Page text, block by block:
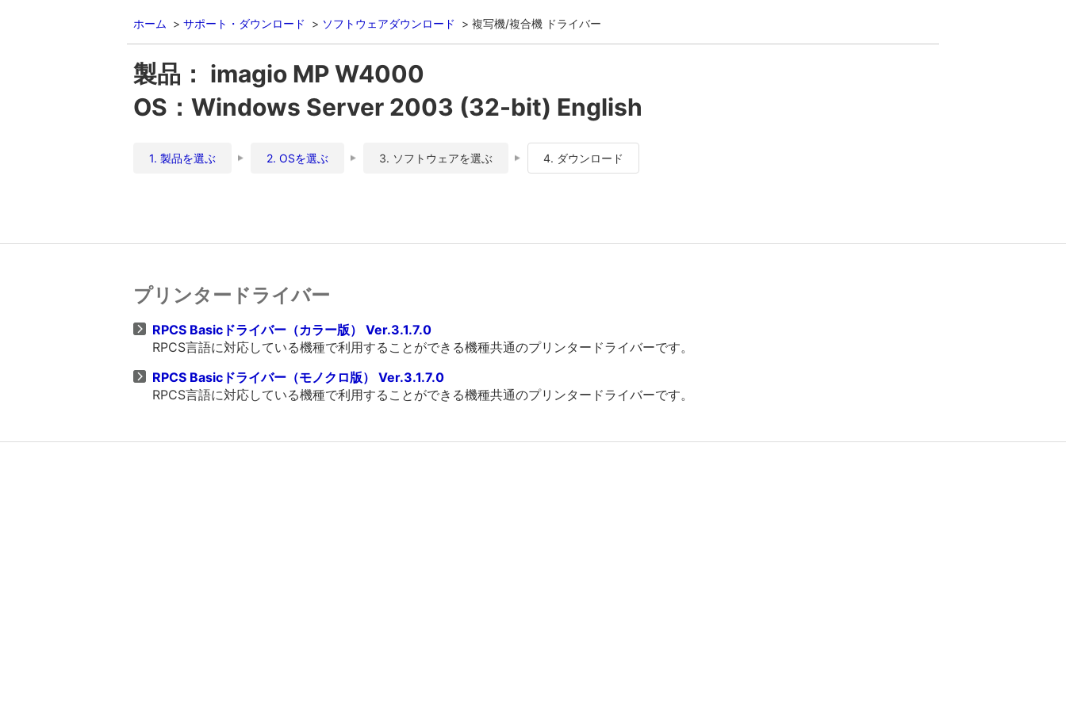
ホーム サポート・ダウンロード ソフトウェアダウンロード 複写機/複合機 ドライバー
製品： imagio MP W4000
OS：Windows Server 2003 (32-bit) English
1. 製品を選ぶ 2. OSを選ぶ 3. ソフトウェアを選ぶ 4. ダウンロード
プリンタードライバー
RPCS Basicドライバー（カラー版） Ver.3.1.7.0
RPCS言語に対応している機種で利用することができる機種共通のプリンタードライバーです。
RPCS Basicドライバー（モノクロ版） Ver.3.1.7.0
RPCS言語に対応している機種で利用することができる機種共通のプリンタードライバーです。